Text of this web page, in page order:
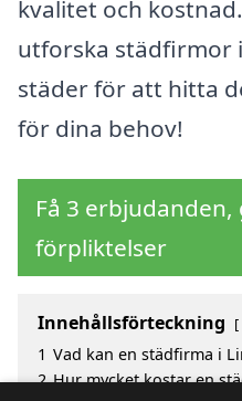
kvalitet och
utforska städfirmor
städer för att hitta
för dina behov!
Få 3
förpliktelser
Innehållsförteckning
1 Vad kan en städfirma i
2 Hur mycket kostar en